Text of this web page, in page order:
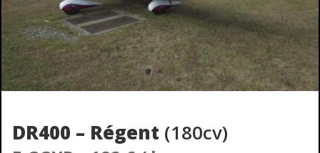
DR400 – Régent (180cv)